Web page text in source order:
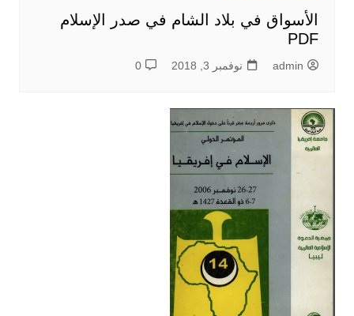
الأسواق في بلاد الشام في صدر الإسلام
PDF
admin نوفمبر 3, 2018 0